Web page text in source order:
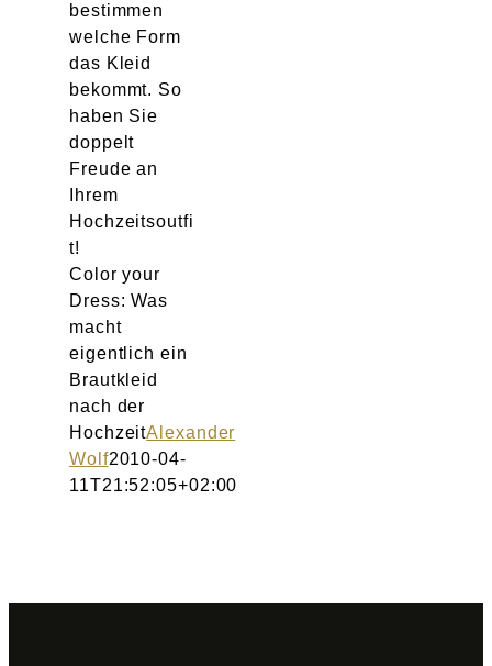
bestimmen
welche Form
das Kleid
bekommt. So
haben Sie
doppelt
Freude an
Ihrem
Hochzeitsoutfi
t!
Color your
Dress: Was
macht
eigentlich ein
Brautkleid
nach der
HochzeitAlexander
Wolf2010-04-
11T21:52:05+02:00